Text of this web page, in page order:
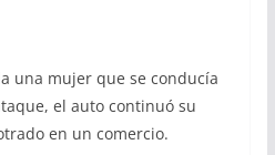
una mujer que se conducía
el auto continuó su
en un comercio.